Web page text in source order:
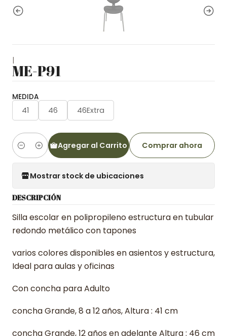
|
ME-P91
MEDIDA
41 46 46Extra
Cantidad
Agregar al Carrito Comprar ahora
Mostrar stock de ubicaciones
DESCRIPCIÓN
Silla escolar en polipropileno estructura en tubular
redondo metálico con tapones
varios colores disponibles en asientos y estructura,
Ideal para aulas y oficinas
Con concha para Adulto
concha Grande, 8 a 12 años, Altura : 41 cm
concha Grande, 12 años en adelante Altura : 46 cm